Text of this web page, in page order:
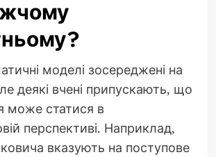
моделі зосереджені на
деякі вчені припускають, що
може статися в
перспективі. Наприклад,
вказують на поступове